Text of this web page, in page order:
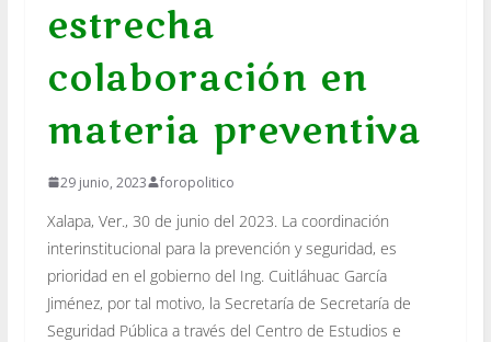
estrecha
colaboración en
materia preventiva
29 junio, 2023 foropolitico
Xalapa, Ver., 30 de junio del 2023. La coordinación
interinstitucional para la prevención y seguridad, es
prioridad en el gobierno del Ing. Cuitláhuac García
Jiménez, por tal motivo, la Secretaría de Secretaría de
Seguridad Pública a través del Centro de Estudios e